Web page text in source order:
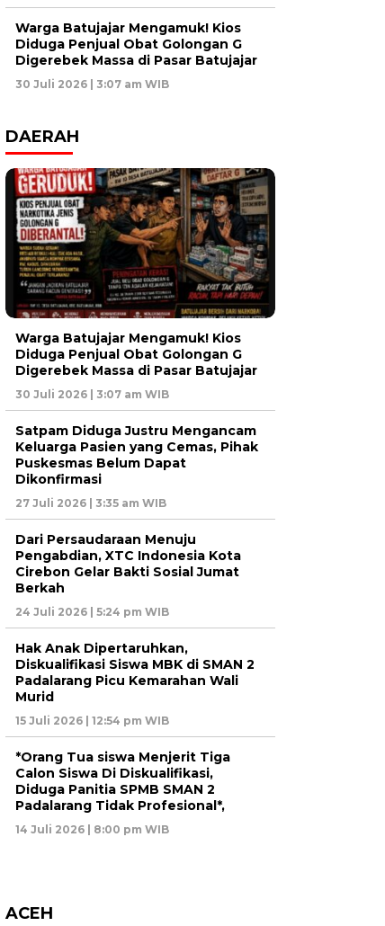
Warga Batujajar Mengamuk! Kios
Diduga Penjual Obat Golongan G
Digerebek Massa di Pasar Batujajar
30 Juli 2026 | 3:07 am WIB
DAERAH
Warga Batujajar Mengamuk! Kios
Diduga Penjual Obat Golongan G
Digerebek Massa di Pasar Batujajar
30 Juli 2026 | 3:07 am WIB
Satpam Diduga Justru Mengancam
Keluarga Pasien yang Cemas, Pihak
Puskesmas Belum Dapat
Dikonfirmasi
27 Juli 2026 | 3:35 am WIB
Dari Persaudaraan Menuju
Pengabdian, XTC Indonesia Kota
Cirebon Gelar Bakti Sosial Jumat
Berkah
24 Juli 2026 | 5:24 pm WIB
Hak Anak Dipertaruhkan,
Diskualifikasi Siswa MBK di SMAN 2
Padalarang Picu Kemarahan Wali
Murid
15 Juli 2026 | 12:54 pm WIB
*Orang Tua siswa Menjerit Tiga
Calon Siswa Di Diskualifikasi,
Diduga Panitia SPMB SMAN 2
Padalarang Tidak Profesional*,
14 Juli 2026 | 8:00 pm WIB
ACEH